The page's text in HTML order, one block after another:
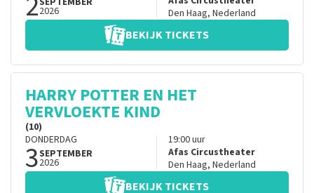
2026
Den Haag, Nederland
BEKIJK TICKETS
HARRY POTTER EN HET
VERVLOEKTE KIND
(10)
DONDERDAG
3SEPTEMBER
2026
19:00uur
Afas Circustheater
Den Haag, Nederland
BEKIJK TICKETS